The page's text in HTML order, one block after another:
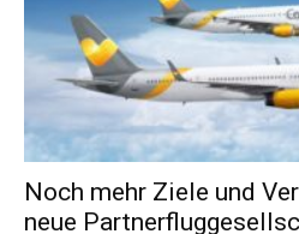
und
Noch mehr Ziele und
neue